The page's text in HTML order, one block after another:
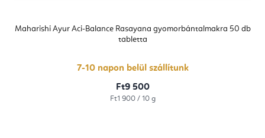
Maharishi Ayur Aci-Balance Rasayana gyomorbántalmakra 50 db
tabletta
7-10 napon belül szállítunk
Ft9 500
Egységár:
Ft1 900 / 10 g